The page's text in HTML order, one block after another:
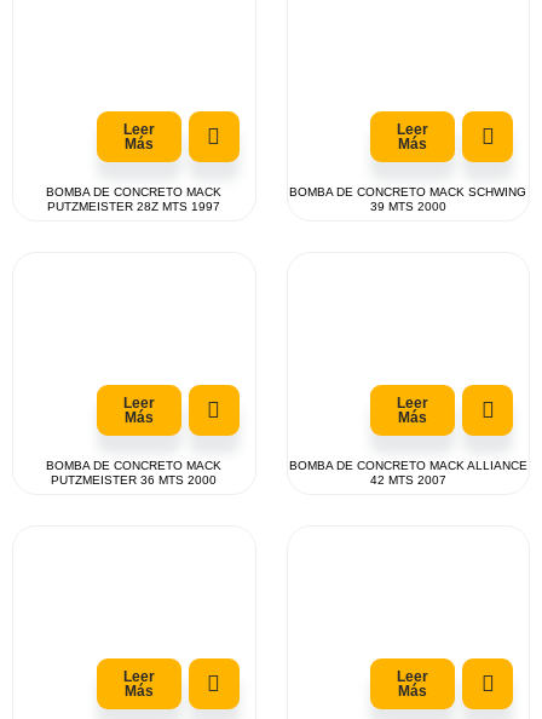
Leer
Más
BOMBA DE CONCRETO MACK
PUTZMEISTER 28Z MTS 1997
Leer
Más
BOMBA DE CONCRETO MACK SCHWING
39 MTS 2000
Leer
Más
BOMBA DE CONCRETO MACK
PUTZMEISTER 36 MTS 2000
Leer
Más
BOMBA DE CONCRETO MACK ALLIANCE
42 MTS 2007
Leer
Más
Leer
Más